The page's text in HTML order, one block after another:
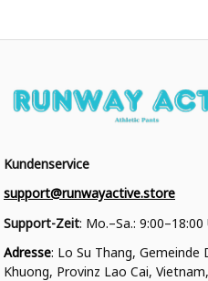
Kundenservice
support@runwayactive.store
Support-Zeit: Mo.–Sa.: 9:00–18:00
Adresse: Lo Su Thang, Gemeinde
Khuong, Provinz Lao Cai,